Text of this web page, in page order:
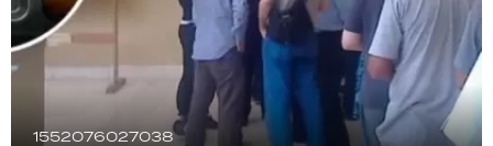
1552076027038